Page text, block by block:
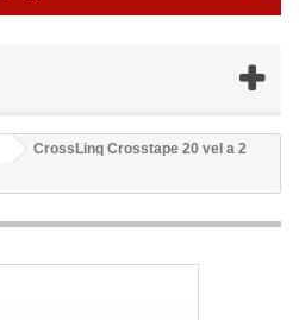
CrossLinq Crosstape 20 vel a 2